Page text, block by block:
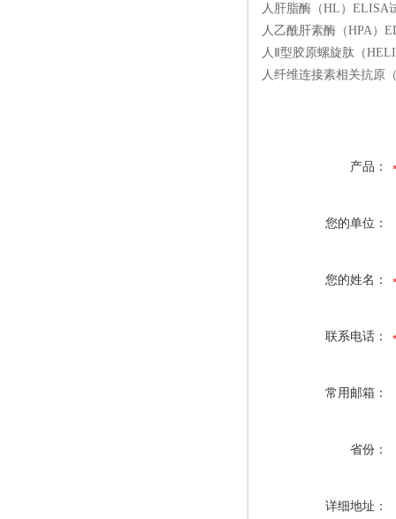
人肝脂酶（HL）ELISA
人乙酰肝素酶（HPA）
人Ⅱ型胶原螺旋肽（
人纤维连接素相关抗原
产品：
您的单位：
您的姓名：
联系电话：
常用邮箱：
省份：
详细地址：